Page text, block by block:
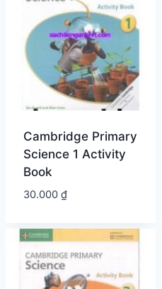
Cambridge Primary
Science 1 Activity
Book
30.000 ₫